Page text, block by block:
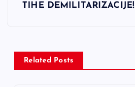
a
c
TIHE DEMILITARIZACIJE!
Related Posts